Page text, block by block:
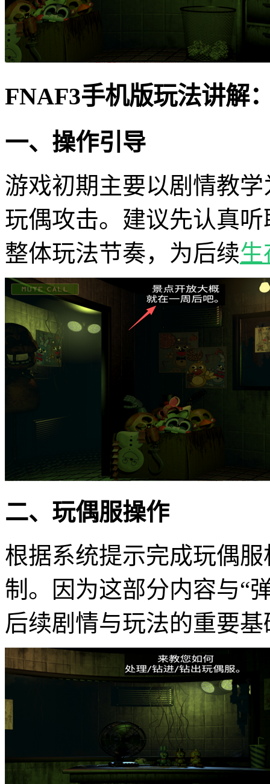
FNAF3手机版玩法讲解
一、操作引导
游戏初期主要以剧情教
玩偶攻击。建议先认真
整体玩法节奏，为后续生
二、玩偶服操作
根据系统提示完成玩偶
制。因为这部分内容与“
后续剧情与玩法的重要基